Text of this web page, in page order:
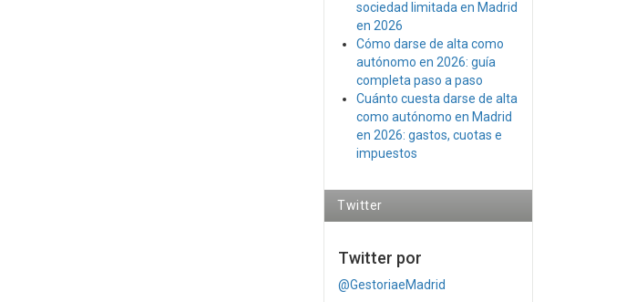
sociedad limitada en Madrid
en 2026
Cómo darse de alta como
autónomo en 2026: guía
completa paso a paso
Cuánto cuesta darse de alta
como autónomo en Madrid
en 2026: gastos, cuotas e
impuestos
Twitter
Twitter por
@GestoriaeMadrid